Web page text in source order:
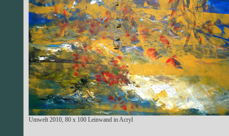
Umwelt 2010, 80 x 100 Leinwand in Acryl